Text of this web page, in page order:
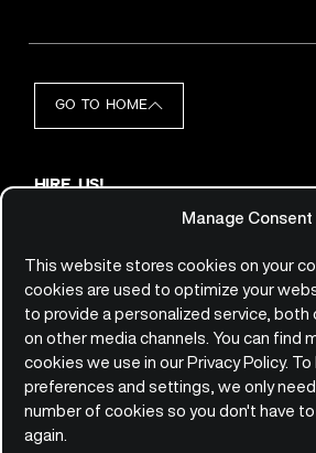
Manage Consent
This website stores cookies on your
cookies are used to optimize your
to provide a personalized service, both
on other media channels. You can find
cookies we use in our Privacy Policy.
preferences and settings, we only
number of cookies so you don't have
again.
GO TO HOME
HIRE US!
CONTACT
Qemie GmbH
Platz der Einheit 2
60327 Frankfurt am Main
Germany
+49(0)69/247.53.8870